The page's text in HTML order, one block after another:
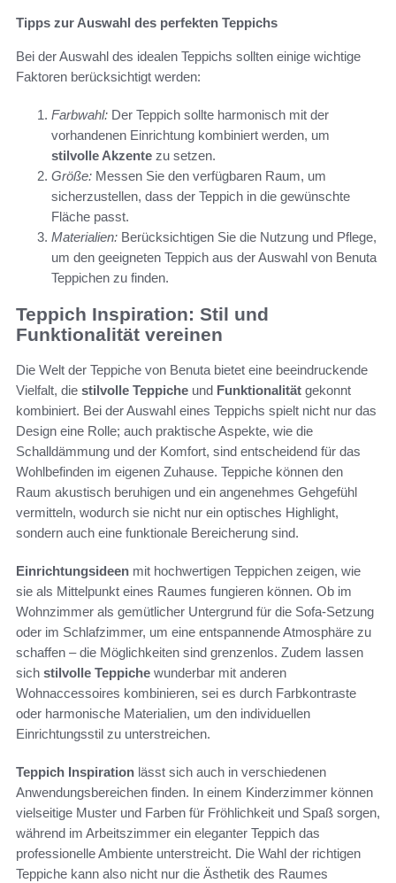
Tipps zur Auswahl des perfekten Teppichs
Bei der Auswahl des idealen Teppichs sollten einige wichtige
Faktoren berücksichtigt werden:
Farbwahl: Der Teppich sollte harmonisch mit der
vorhandenen Einrichtung kombiniert werden, um
stilvolle Akzente zu setzen.
Größe: Messen Sie den verfügbaren Raum, um
sicherzustellen, dass der Teppich in die gewünschte
Fläche passt.
Materialien: Berücksichtigen Sie die Nutzung und Pflege,
um den geeigneten Teppich aus der Auswahl von Benuta
Teppichen zu finden.
Teppich Inspiration: Stil und
Funktionalität vereinen
Die Welt der Teppiche von Benuta bietet eine beeindruckende
Vielfalt, die stilvolle Teppiche und Funktionalität gekonnt
kombiniert. Bei der Auswahl eines Teppichs spielt nicht nur das
Design eine Rolle; auch praktische Aspekte, wie die
Schalldämmung und der Komfort, sind entscheidend für das
Wohlbefinden im eigenen Zuhause. Teppiche können den
Raum akustisch beruhigen und ein angenehmes Gehgefühl
vermitteln, wodurch sie nicht nur ein optisches Highlight,
sondern auch eine funktionale Bereicherung sind.
Einrichtungsideen mit hochwertigen Teppichen zeigen, wie
sie als Mittelpunkt eines Raumes fungieren können. Ob im
Wohnzimmer als gemütlicher Untergrund für die Sofa-Setzung
oder im Schlafzimmer, um eine entspannende Atmosphäre zu
schaffen – die Möglichkeiten sind grenzenlos. Zudem lassen
sich stilvolle Teppiche wunderbar mit anderen
Wohnaccessoires kombinieren, sei es durch Farbkontraste
oder harmonische Materialien, um den individuellen
Einrichtungsstil zu unterstreichen.
Teppich Inspiration lässt sich auch in verschiedenen
Anwendungsbereichen finden. In einem Kinderzimmer können
vielseitige Muster und Farben für Fröhlichkeit und Spaß sorgen,
während im Arbeitszimmer ein eleganter Teppich das
professionelle Ambiente unterstreicht. Die Wahl der richtigen
Teppiche kann also nicht nur die Ästhetik des Raumes